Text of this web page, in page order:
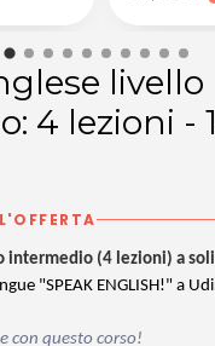
livello
4 lezioni -
intermedio (4 lezioni) a
"SPEAK ENGLISH!" a
con questo corso!